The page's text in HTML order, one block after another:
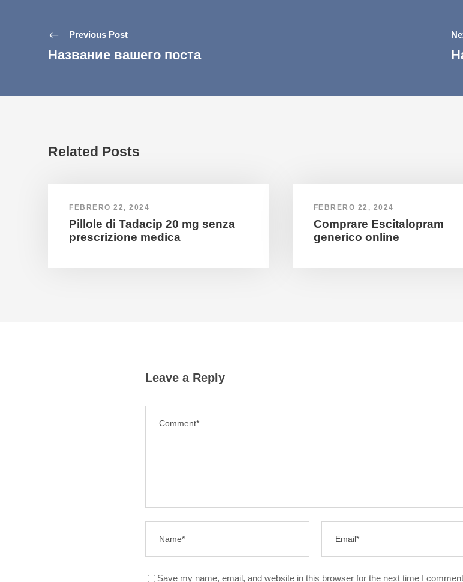
Previous Post
Название вашего поста
Related Posts
FEBRERO 22, 2024
Pillole di Tadacip 20 mg senza
prescrizione medica
FEBRERO 22, 2024
Comprare Escitalopram
generico online
Leave a Reply
Save my name, email, and website in this browser for the next time I